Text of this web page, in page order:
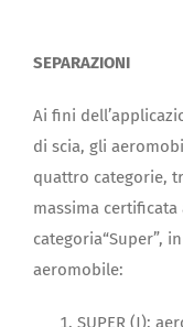
SEPARAZIONI
Ai fini
di scia, gli
quattro categorie,
massima
categoria“Super”,
aeromobile:
SUPER (J):